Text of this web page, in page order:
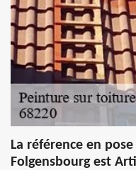
La référence en
Folgensbourg est